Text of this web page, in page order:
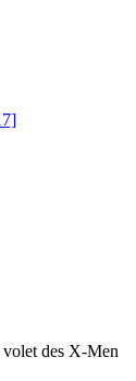
des X-Men